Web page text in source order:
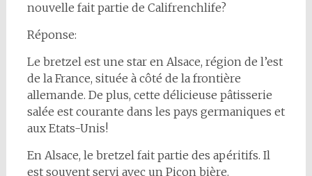
nouvelle fait partie de Califrenchlife?
Réponse:
Le bretzel est une star en Alsace, région de l’est
de la France, située à côté de la frontière
allemande. De plus, cette délicieuse pâtisserie
salée est courante dans les pays germaniques et
aux Etats-Unis!
En Alsace, le bretzel fait partie des apéritifs. Il
est souvent servi avec un Picon bière.